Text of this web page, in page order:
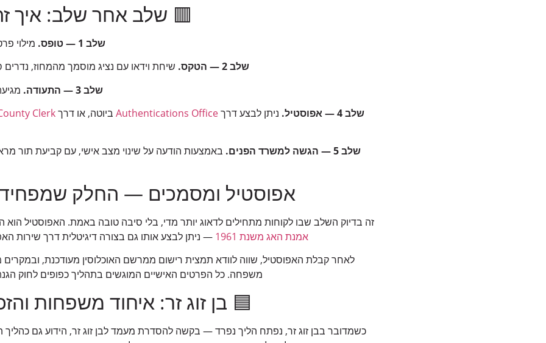
🟥 שלב אחר שלב: איך
שלב 1 — טופס.
מילוי
שלב 2 — הטקס.
שיחת וידאו עם נציג מוסמך מהמחוז, נדרים
שלב 3 — התעודה.
מגיעה
שלב 4 — אפוסטיל.
ניתן לבצע דרךAuthentications Office ביוטה, או דרךClerk
שלב 5 — הגשה למשרד הפנים.
באמצעות הודעה על שינוי מצב אישי, עם קביעת תור
אפוסטיל ומסמכים — החלק
זה בדיוק השלב שבו לקוחות מתחילים לדאוג יותר מדי, בלי סיבה טובה באמת. האפוסטיל הוא
אמנת האג משנת 1961
— ניתן לבצע אותו גם בצורה דיגיטלית דרך שירות
לאחר קבלת האפוסטיל, שווה לוודא תמצית רישום ממרשם האוכלוסין מעודכנת, ובמקרים
משפחה. כל הפרטים האישיים המוגשים בתהליך כפופים לחוק הגנת
🟦 בן זוג זר: איחוד משפחות
כשמדובר בבן זוג זר, נפתח הליך נפרד — בקשה להסדרת מעמד לבן זוג זר, הידוע גם כהליך